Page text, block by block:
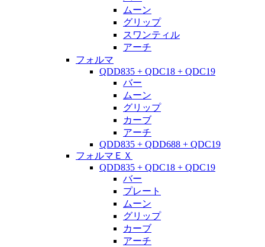
ムーン
グリップ
スワンティル
アーチ
フォルマ
QDD835 + QDC18 + QDC19
バー
ムーン
グリップ
カーブ
アーチ
QDD835 + QDD688 + QDC19
フォルマＥＸ
QDD835 + QDC18 + QDC19
バー
プレート
ムーン
グリップ
カーブ
アーチ